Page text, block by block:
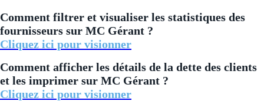
Comment filtrer et visualiser les statistiques des
fournisseurs sur MC Gérant ?
Cliquez ici pour visionner
Comment afficher les détails de la dette des clients
et les imprimer sur MC Gérant ?
Cliquez ici pour visionner